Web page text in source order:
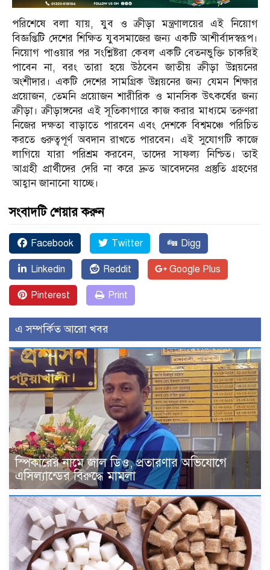
পরিশেষে বলা যায়, যুব ও ক্রীড়া মন্ত্রণালয়ের এই নিয়োগ
বিজ্ঞপ্তিটি দেশের শিক্ষিত যুবসমাজের জন্য একটি আশীর্বাদস্বরূপ।
নিয়োগ পাওয়ার পর সংশ্লিষ্টরা কেবল একটি বেতনভুক্তি চাকরিই
পাবেন না, বরং তারা হয়ে উঠবেন জাতীয় ক্রীড়া উন্নয়নের
অংশীদার। একটি দেশের সামগ্রিক উন্নয়নের জন্য যেমন শিক্ষার
প্রয়োজন, তেমনি প্রয়োজন শারীরিক ও মানসিক উৎকর্ষের জন্য
ক্রীড়া। ক্রীড়াঙ্গনের এই সূতিকাগারে কাজ করার মাধ্যমে তরুণরা
নিজের দক্ষতা বাড়াতে পারবেন এবং দেশকে বিশ্বমঞ্চে পরিচিত
করতে গুরুত্বপূর্ণ অবদান রাখতে পারবেন। এই সুযোগটি কাজে
লাগিয়ে যারা পরিশ্রম করবেন, তাদের সাফল্য নিশ্চিত। তাই
আগ্রহী প্রার্থীদের দেরি না করে দ্রুত আবেদনের প্রস্তুতি গ্রহণের
আহ্বান জানানো যাচ্ছে।
সংবাদটি শেয়ার করুন
Facebook Twitter Digg
Linkedin Reddit Google Plus
Pinterest Print
এ সম্পর্কিত আরো খবর
স্পিকারের নামে জাল ডিও, প্রতারণার অভিযোগে
এসিল্যান্ডের বিরুদ্ধে মামলা